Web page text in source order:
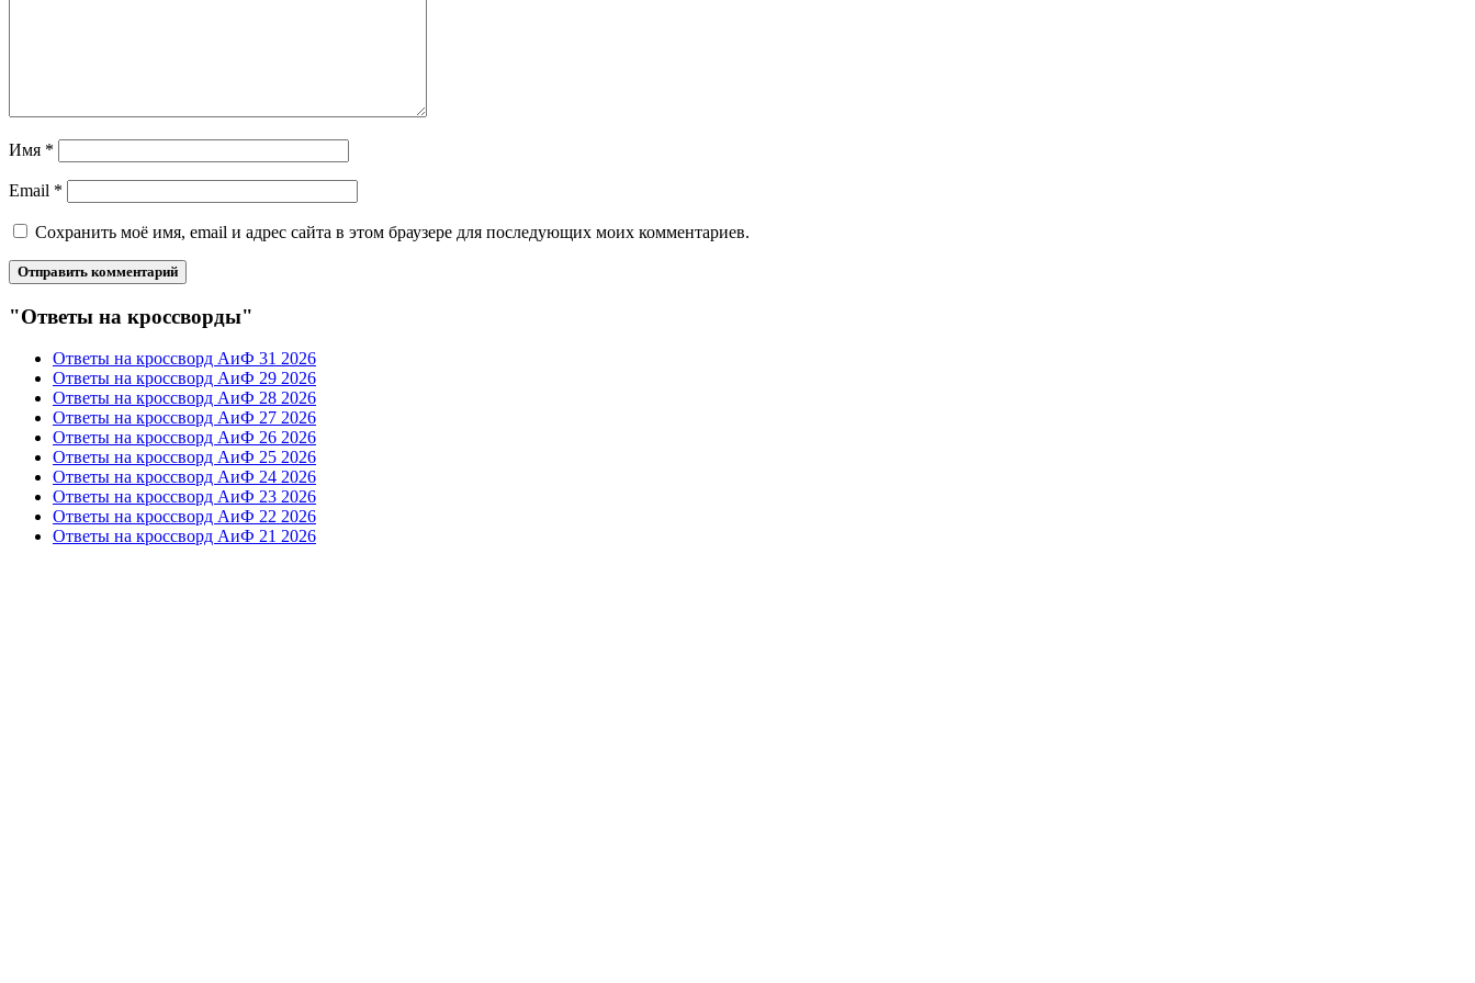
Имя *
Email *
Сохранить моё имя, email и адрес сайта в этом браузере для последующих моих комментариев.
"Ответы на кроссворды"
Ответы на кроссворд АиФ 31 2026
Ответы на кроссворд АиФ 29 2026
Ответы на кроссворд АиФ 28 2026
Ответы на кроссворд АиФ 27 2026
Ответы на кроссворд АиФ 26 2026
Ответы на кроссворд АиФ 25 2026
Ответы на кроссворд АиФ 24 2026
Ответы на кроссворд АиФ 23 2026
Ответы на кроссворд АиФ 22 2026
Ответы на кроссворд АиФ 21 2026